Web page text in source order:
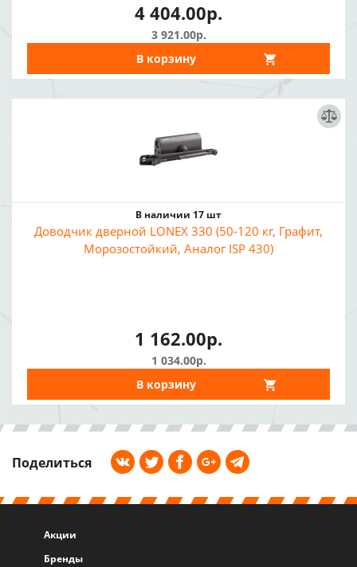
4 404.00р.
3 921.00р.
В корзину
В наличии 17 шт
Доводчик дверной LONEX 330 (50-120 кг, Графит,
Морозостойкий, Аналог ISP 430)
1 162.00р.
1 034.00р.
В корзину
Поделиться
Акции
Бренды